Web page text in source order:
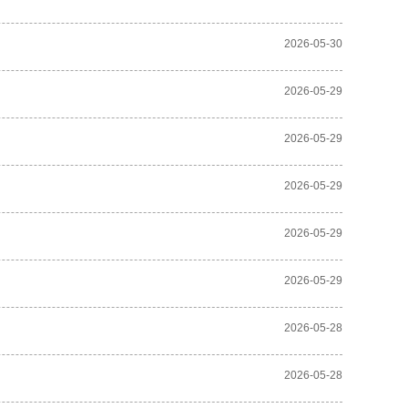
2026-05-30
2026-05-29
2026-05-29
2026-05-29
2026-05-29
2026-05-29
2026-05-28
2026-05-28